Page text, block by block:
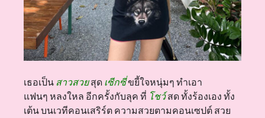
เธอเป็น สาวสวยสุด เซีกซี่ขยี้ใจหนุ่มๆ ทำเอา
แฟนๆ หลงใหล อีกครั้งกับลุค ที่ โชว์สด ทั้งร้องเอง ทั้ง
เต้น บนเวทีคอนเสริร์ต ความสวยตามคอนเซปต์ สวย